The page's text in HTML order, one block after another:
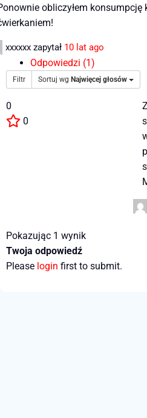
obliczyłem
xxxxxx zapytał 10 lat ago
Odpowiedzi (1)
Filtr Sortuj wg Najwięcej głosów
0
0
Pokazując 1 wynik
Twoja odpowiedź
Please login first to submit.